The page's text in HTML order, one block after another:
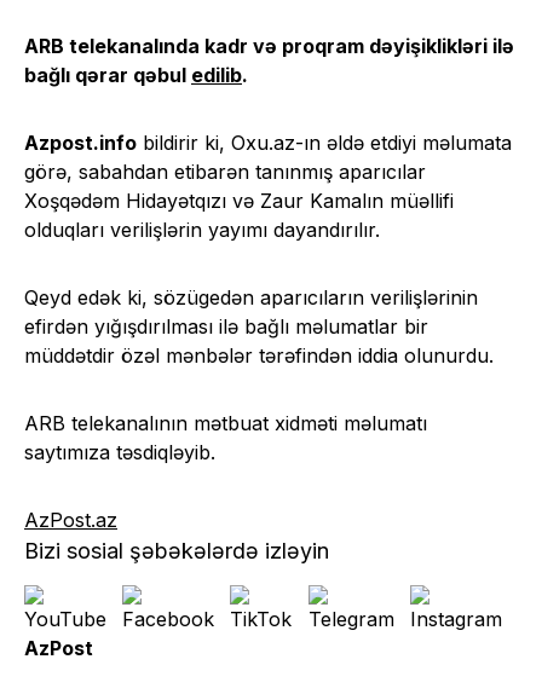
ARB telekanalında kadr və proqram dəyişiklikləri ilə
bağlı qərar qəbul edilib.
Azpost.info bildirir ki, Oxu.az-ın əldə etdiyi məlumata
görə, sabahdan etibarən tanınmış aparıcılar
Xoşqədəm Hidayətqızı və Zaur Kamalın müəllifi
olduqları verilişlərin yayımı dayandırılır.
Qeyd edək ki, sözügedən aparıcıların verilişlərinin
efirdən yığışdırılması ilə bağlı məlumatlar bir
müddətdir özəl mənbələr tərəfindən iddia olunurdu.
ARB telekanalının mətbuat xidməti məlumatı
saytımıza təsdiqləyib.
AzPost.az
Bizi sosial şəbəkələrdə izləyin
AzPost